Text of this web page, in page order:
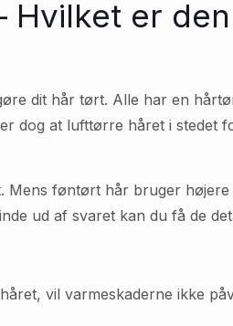
Hvilket er
dit hår tørt. Alle har en
dog at lufttørre håret i stedet
Mens føntørt hår bruger
ud af svaret kan du få de
vil varmeskaderne ikke